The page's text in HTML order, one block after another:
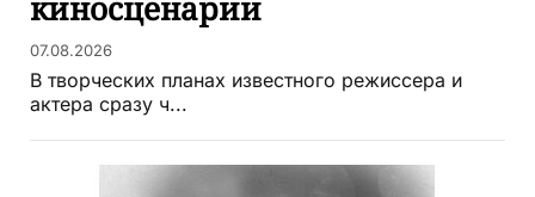
07.08.2026
В творческих планах известного режиссера и
актера сразу ч...